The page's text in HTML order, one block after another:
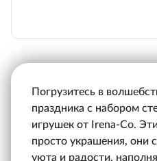
Погрузитесь в
праздника с набором
игрушек от Irena-Co.
просто украшения, они
уюта и радости,